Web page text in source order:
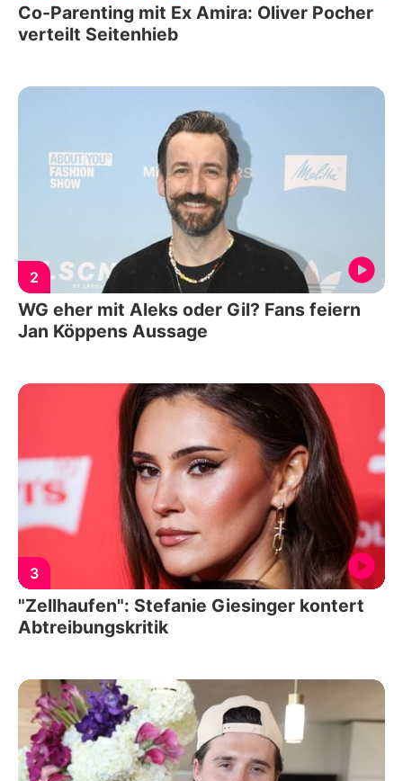
Co-Parenting mit Ex Amira: Oliver Pocher
verteilt Seitenhieb
2
WG eher mit Aleks oder Gil? Fans feiern
Jan Köppens Aussage
3
"Zellhaufen": Stefanie Giesinger kontert
Abtreibungskritik